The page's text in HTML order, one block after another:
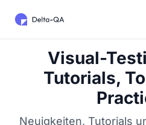
Visual-
Tutorials,
Neuigkeiten, Tutorials